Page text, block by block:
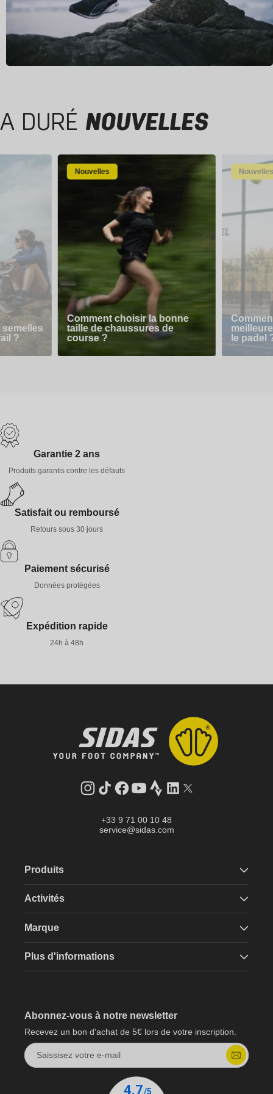
A DURÉ NOUVELLES
?
Nouvelles
Comment choisir la bonne
taille de chaussures de
course ?
Nouvelles
le padel
Garantie 2 ans
Produits garantis contre les défauts
Satisfait ou remboursé
Retours sous 30 jours
Paiement sécurisé
Données protégées
Expédition rapide
24h à 48h
Instagram
Tik
Facebook
YouTube
StravaLinkedInTwitter
+33 9 71 00 10 48
service@sidas.com
Produits
Activités
Marque
Plus d'informations
Abonnez-vous à notre newsletter
Recevez un bon d'achat de 5€ lors de votre inscription.
Saissisez votre e-mail